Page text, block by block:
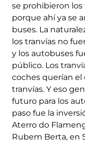
se prohibieron los
porque ahí ya se
buses. La
los tranvías no
y los autobuses
público. Los
coches querían el
tranvías. Y eso
futuro para los
paso fue la
Aterro do
Rubem Berta, en